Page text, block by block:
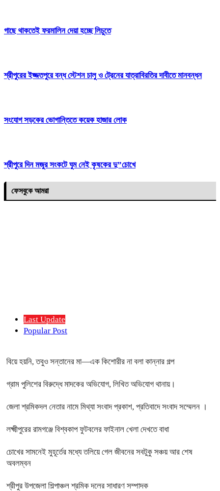
গাছে থাকতেই ফরমালিন দেয়া হচ্ছে লিচুতে
শ্রীপুরের ইজ্জতপুরে বন্ধ স্টেশন চালু ও ট্রেনের যাত্রাবিরতির দাবীতে মানবন্ধন
সংযোগ সড়কের ভোগান্তিতে কয়েক হাজার লোক
শ্রীপুরে দিন মজুর সংকটে ঘুম নেই কৃষকের দু”চোখে
ফেসবুকে আমরা
Last Update
Popular Post
বিয়ে হয়নি, তবুও সন্তানের মা—এক কিশোরীর না বলা কান্নার গল্প
গ্রাম পুলিশের বিরুদ্ধে মাদকের অভিযোগ, লিখিত অভিযোগ থানায়।
জেলা শ্রমিকদল নেতার নামে মিথ্যা সংবাদ প্রকাশ, প্রতিবাদে সংবাদ সম্মেলন ।
লক্ষ্মীপুরের রামগঞ্জে বিশ্বকাপ ফুটবলের ফাইনাল খেলা দেখতে বাধা
চোখের সামনেই মুহূর্তের মধ্যে তলিয়ে গেল জীবনের সবটুকু সঞ্চয় আর শেষ
অবলম্বন
শ্রীপুর উপজেলা শিল্পাঞ্চল শ্রমিক দলের সাধারণ সম্পাদক